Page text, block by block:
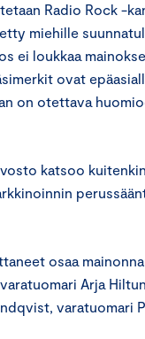
Radio Rock -
miehille
ei loukkaa
ovat
on otettava
katsoo
osaa
Arja
varatuomari